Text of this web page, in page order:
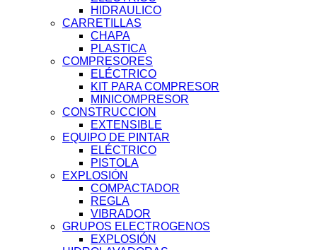
HIDRAULICO
CARRETILLAS
CHAPA
PLASTICA
COMPRESORES
ELÉCTRICO
KIT PARA COMPRESOR
MINICOMPRESOR
CONSTRUCCION
EXTENSIBLE
EQUIPO DE PINTAR
ELÉCTRICO
PISTOLA
EXPLOSIÓN
COMPACTADOR
REGLA
VIBRADOR
GRUPOS ELECTROGENOS
EXPLOSIÓN